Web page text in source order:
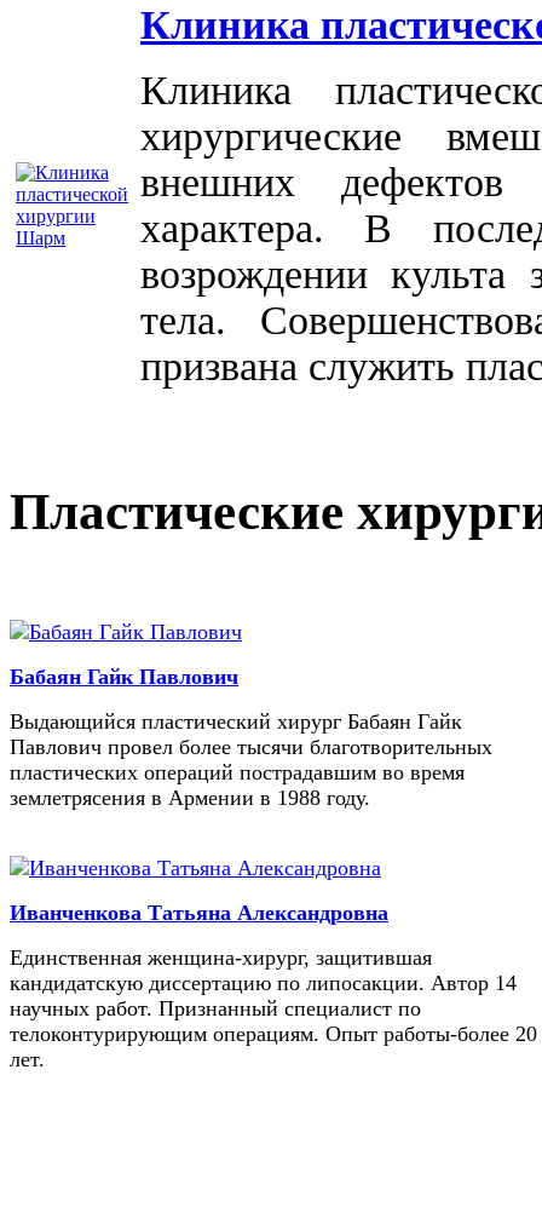
Клиника
Клиника
хирургические
внешних дефектов
характера. В
возрождении культа
тела.
призвана служить
Пластические
Бабаян Гайк Павлович
Выдающийся пластический хирург Бабаян Гайк
Павлович провел более тысячи благотворительных
пластических операций пострадавшим во время
землетрясения в Армении в 1988 году.
Иванченкова Татьяна Александровна
Единственная женщина-хирург, защитившая
кандидатскую диссертацию по липосакции. Автор 14
научных работ. Признанный специалист по
телоконтурирующим операциям. Опыт работы-более 20
лет.